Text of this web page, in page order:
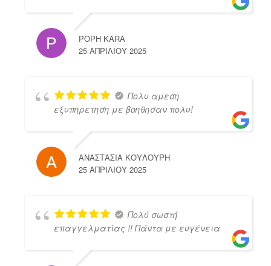
POPH KARA
25 ΑΠΡΙΛΊΟΥ 2025
Πολυ αμεση
εξυπηρετηση με βοηθησαν πολυ!
ΑΝΑΣΤΑΣΙΑ ΚΟΥΛΟΥΡΗ
25 ΑΠΡΙΛΊΟΥ 2025
Πολύ σωστή
επαγγελματίας !! Πάντα με ευγένεια